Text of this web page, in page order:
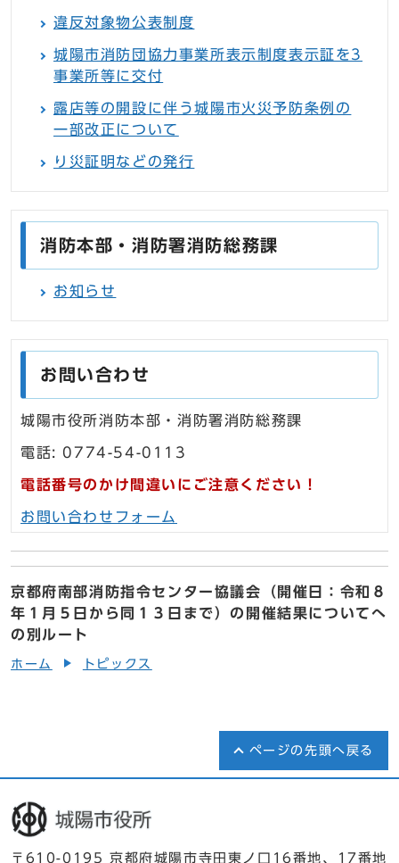
違反対象物公表制度
城陽市消防団協力事業所表示制度表示証を3
事業所等に交付
露店等の開設に伴う城陽市火災予防条例の
一部改正について
り災証明などの発行
消防本部・消防署消防総務課
お知らせ
お問い合わせ
城陽市役所消防本部・消防署消防総務課
電話: 0774-54-0113
電話番号のかけ間違いにご注意ください！
お問い合わせフォーム
京都府南部消防指令センター協議会（開催日：令和８
年１月５日から同１３日まで）の開催結果についてへ
の別ルート
ホーム トピックス
ページの先頭へ戻る
〒610-0195 京都府城陽市寺田東ノ口16番地、17番地